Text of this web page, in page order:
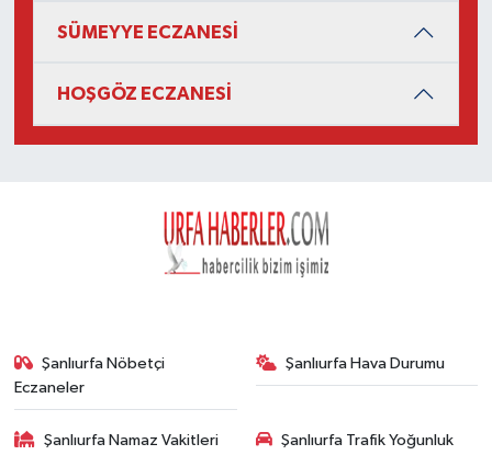
SÜMEYYE ECZANESİ
HOŞGÖZ ECZANESİ
Şanlıurfa Nöbetçi
Eczaneler
Şanlıurfa Hava Durumu
Şanlıurfa Namaz Vakitleri
Şanlıurfa Trafik Yoğunluk